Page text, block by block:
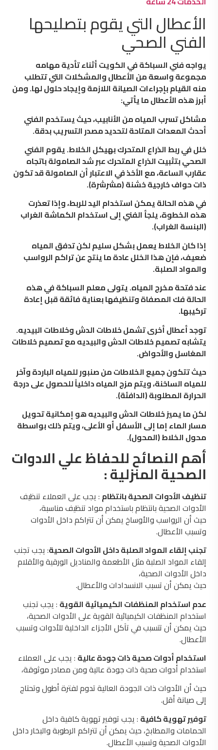
الأعطال التي يقوم بتصليحها
الفني الصحي
يواجه فني السباكة في الكويت أثناء تأدية مهامه
مجموعة واسعة من الأعطال والمشكلات التي تتطلب
منه القيام بإجراءات الصيانة اللازمة وإيجاد حلول لها. ومن
أبرز هذه الأعطال ما يأتي:
مشاكل تسرب المياه من الأنابيب، حيث يستخدم الفني
أحدث المعدات المتاحة لتحديد مصدر التسريب بدقة.
خلل في ربط الذراع المتحرك بهيكل الخلاط. يقوم الفني
الصحي بتثبيت الذراع المتحرك عبر شد الصامولة باتجاه
عقارب الساعة، مع الأخذ في الاعتبار أن الصامولة قد تكون
ذات حواف خارجية خشنة (مشرشرة).
في هذه الحالة يمكن استخدام اليد للربط، وإذا تعذرت
هذه الخطوة، يلجأ الفني إلى استخدام الكماشة الغراب
(البنسة الغراب).
إذا كان الخلاط يعمل بشكل سليم لكن تدفق المياه
ضعيف، فإن هذا الخلل عادة ما ينتج عن تراكم الرواسب
والمواد الصلبة.
عند فتحة مخرج المياه. يتولىمعلم السباكةفي هذه
الحالة فك المصفاة وتنظيفها بعناية فائقة قبل إعادة
تركيبها.
توجد أعطال أخرى تشمل خلاطات الدش وخلاطات البيديه.
يتشابه تصميم خلاطات الدش والبيديه مع تصميم خلاطات
المغاسل والأحواض.
حيث تتكون جميع الخلاطات من صنبور للمياه الباردة وآخر
للمياه الساخنة، ويتم مزج المياه داخلياً للحصول على درجة
الحرارة المطلوبة (الدافئة).
لكن ما يميز خلاطات الدش والبيديه هو إمكانية تحويل
مسار الماء إما إلى الأسفل أو الأعلى، ويتم ذلك بواسطة
محول الخلاط (المحول).
أهم النصائح للحفاظ علي الادوات
الصحية المنزلية :
تنظيف الأدوات الصحية بانتظام: يجب على العملاء تنظيف
الأدوات الصحية بانتظام باستخدام مواد تنظيف مناسبة،
حيث أن الرواسب والأوساخ يمكن أن تتراكم داخل الأدوات
وتسبب الأعطال.
تجنب إلقاء المواد الصلبة داخل الأدوات الصحية: يجب تجنب
إلقاء المواد الصلبة مثل الأطعمة والمناديل الورقية والأقلام
داخل الأدوات الصحية،
حيث يمكن أن تسبب الانسدادات والأعطال.
عدم استخدام المنظفات الكيميائية القوية: يجب تجنب
استخدام المنظفات الكيميائية القوية على الأدوات الصحية،
حيث يمكن أن تتسبب في تآكل الأجزاء الداخلية للأدوات وتسبب
الأعطال.
استخدام أدوات صحية ذات جودة عالية: يجب على العملاء
استخدام أدوات صحية ذات جودة عالية ومن مصادر موثوقة،
حيث أن الأدوات ذات الجودة العالية تدوم لفترة أطول وتحتاج
إلى صيانة أقل.
توفير تهوية كافية: يجب توفير تهوية كافية داخل
الحمامات والمطابخ، حيث يمكن أن تتراكم الرطوبة والبخار داخل
الأدوات الصحية وتسبب الأعطال.